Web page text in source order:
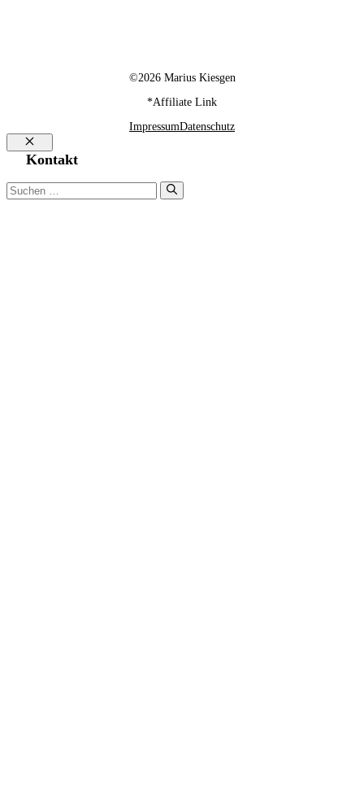
©2026 Marius Kiesgen
*Affiliate Link
ImpressumDatenschutz
Schließen
Kontakt
Suchen
nach: